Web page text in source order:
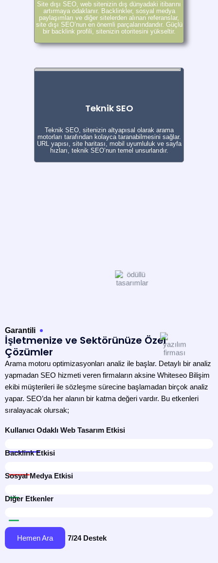
Site dışı SEO, web sitenizin dış dünyadaki itibarını
artırmaya odaklanır. Backlinkler, sosyal medya
paylaşımları ve diğer sitelerden alınan referanslar,
site dışı SEO’nun en önemli parçalarındandır. Güçlü
bir backlink profili, sitenizin otoritesini yükseltir.
Teknik SEO
Teknik SEO, sitenizin altyapısal olarak arama
motorları tarafından kolayca taranabilmesini sağlar.
URL yapısı, site haritası, mobil uyumluluk ve sayfa
hızları, teknik SEO’nun temel unsurlarıdır.
Garantili
İşletmenize ve Sektörünüze Özel
Çözümler
Arama motoru optimizasyonları analiz ile başlar. Detaylı bir analiz
yapmadan SEO hizmeti veren firmaların aksine Whiteseo Bilişim
ekibi müşterileri ile sözleşme sürecine başlamadan birçok analiz
yapar. SEO’da her alanın bir katma değeri vardır. Bu etkenleri
sıralayacak olursak;
Kullanıcı Odaklı Web Tasarım Etkisi
Backlink Etkisi
Sosyal Medya Etkisi
Diğer Etkenler
Hemen Ara 7/24 Destek